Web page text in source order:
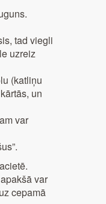
tad viegli
uzreiz
(katliņu
un
var
var
cepamā